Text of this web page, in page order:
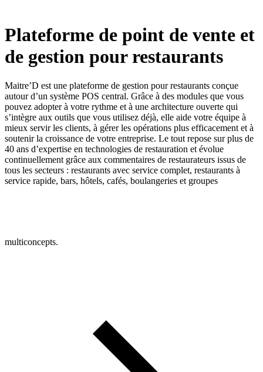
Plateforme de point de vente et
de gestion pour restaurants
Maitre’D est une plateforme de gestion pour restaurants conçue
autour d’un système POS central. Grâce à des modules que vous
pouvez adopter à votre rythme et à une architecture ouverte qui
s’intègre aux outils que vous utilisez déjà, elle aide votre équipe à
mieux servir les clients, à gérer les opérations plus efficacement et à
soutenir la croissance de votre entreprise. Le tout repose sur plus de
40 ans d’expertise en technologies de restauration et évolue
continuellement grâce aux commentaires de restaurateurs issus de
tous les secteurs : restaurants avec service complet, restaurants à
service rapide, bars, hôtels, cafés, boulangeries et groupes
multiconcepts.